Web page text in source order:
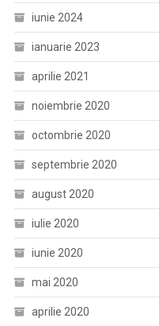
iunie 2024
ianuarie 2023
aprilie 2021
noiembrie 2020
octombrie 2020
septembrie 2020
august 2020
iulie 2020
iunie 2020
mai 2020
aprilie 2020